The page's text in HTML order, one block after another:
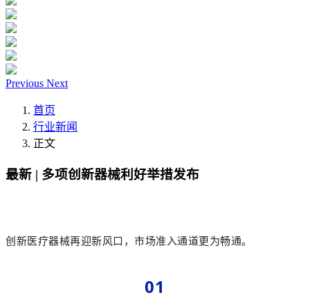
Previous Next
首页
行业新闻
正文
最新 | 多项创新器械利好举措发布
创新医疗器械再迎新风口，市场准入通道更为畅通。
01